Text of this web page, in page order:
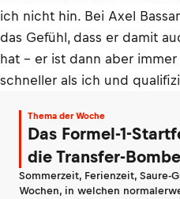
ich nicht hin. Bei Axel
das Gefühl, dass er damit
hat – er ist dann aber
schneller als ich und
Thema der Woche
Das Formel-1-
die Transfer-
Sommerzeit, Ferienzeit, Saure-
Wochen, in welchen